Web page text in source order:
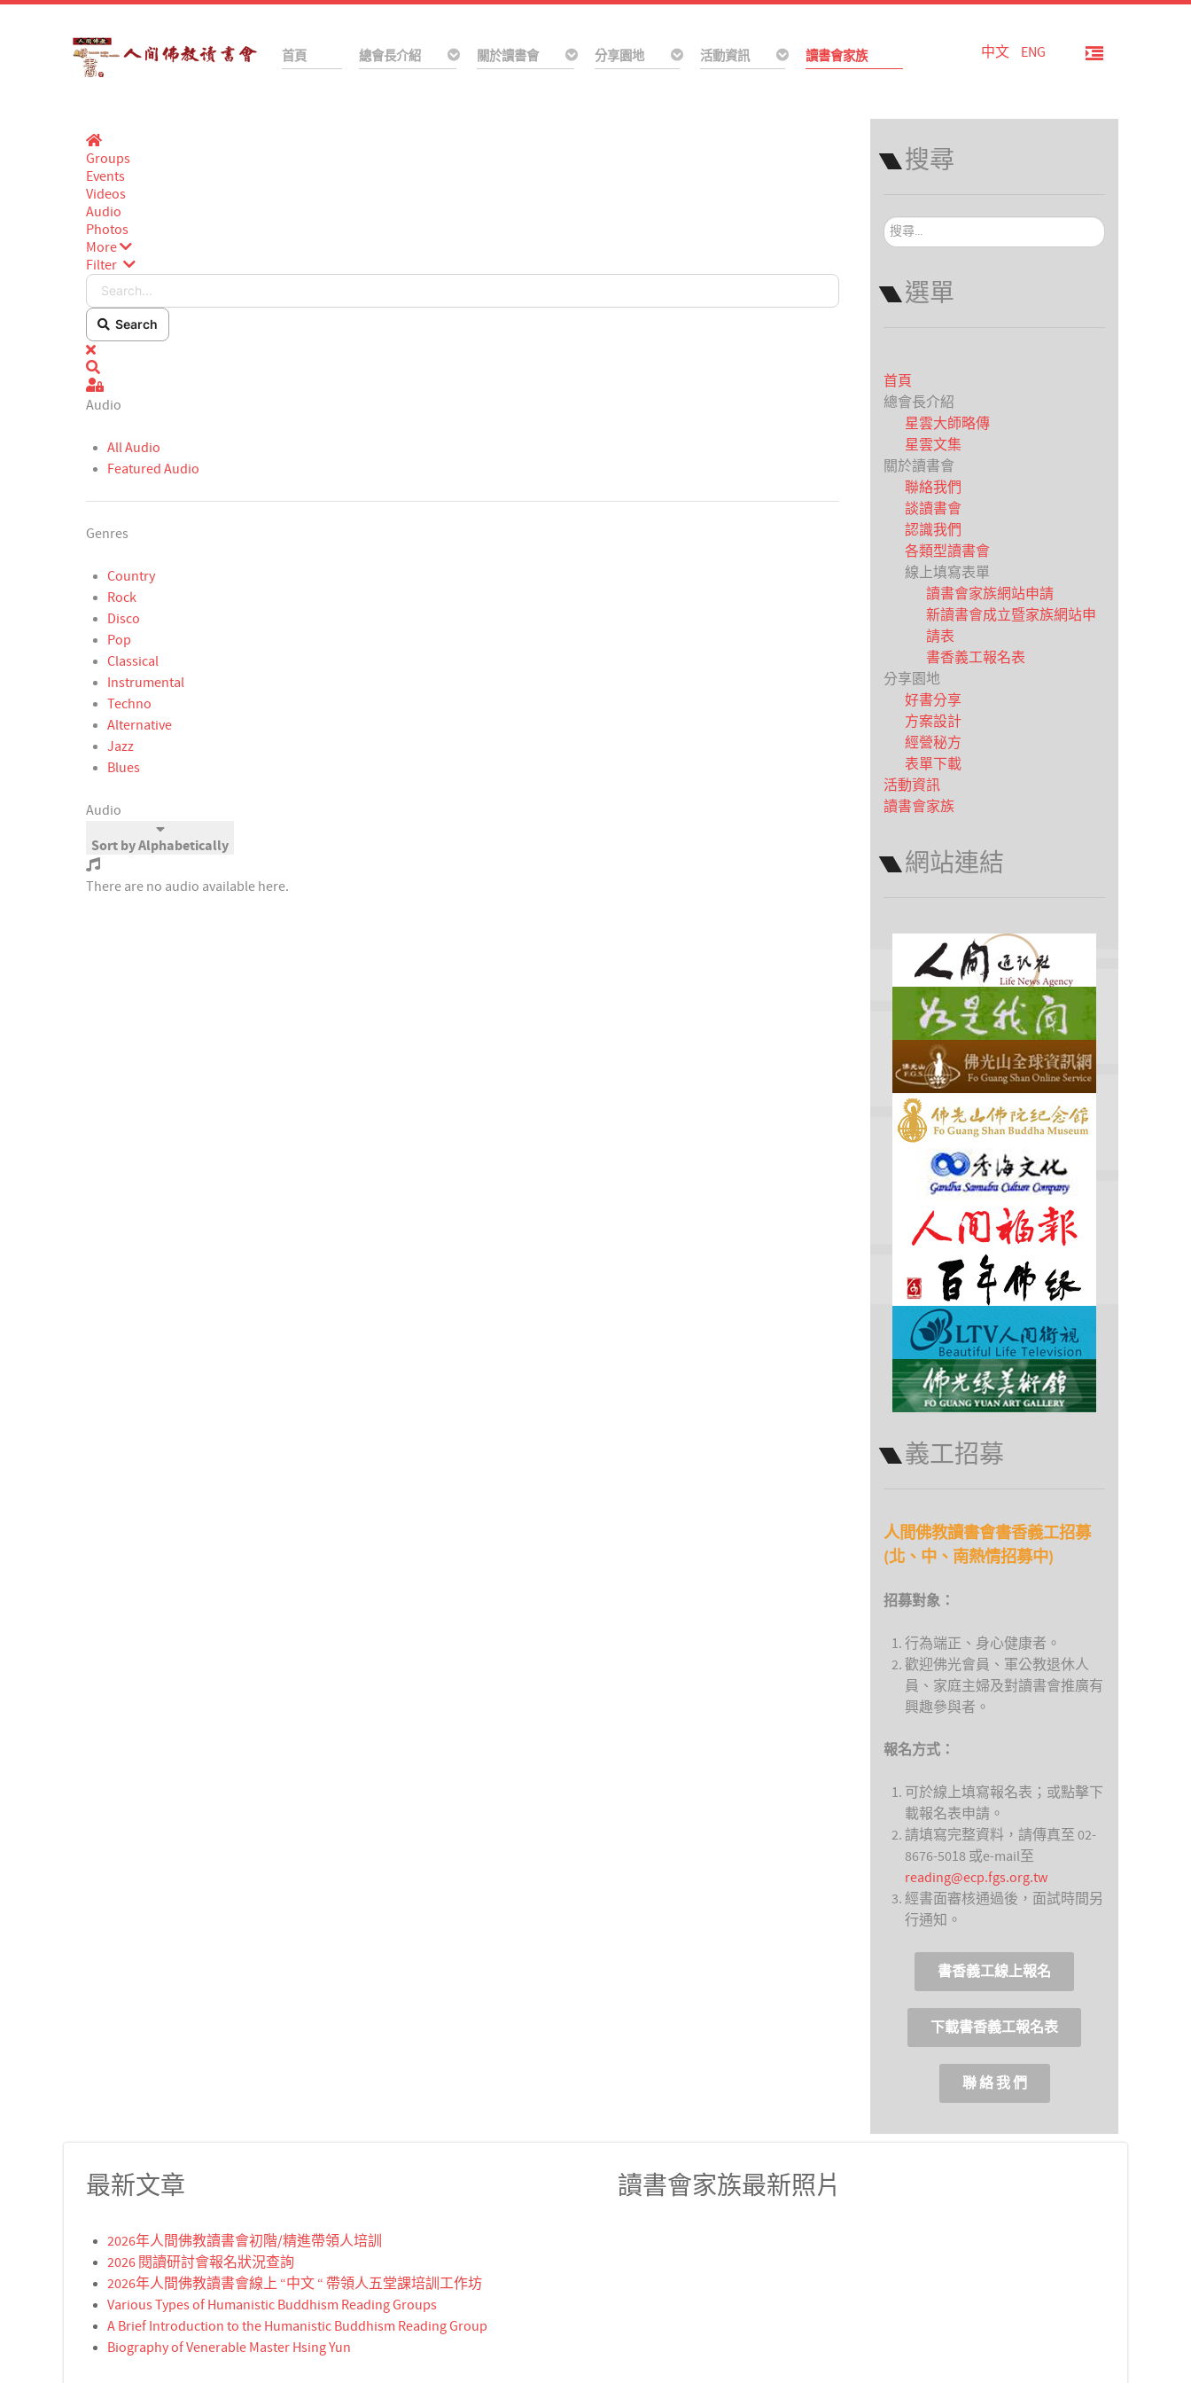
首頁 總會長介紹 關於讀書會 分享園地 活動資訊 讀書會家族 中文 ENG
Home
Groups
Events
Videos
Audio
Photos
More
Filter
Search...
Search
x
Sign In
Audio
All Audio
Featured Audio
Genres
Country
Rock
Disco
Pop
Classical
Instrumental
Techno
Alternative
Jazz
Blues
Audio
Sort by Alphabetically
There are no audio available here.
搜尋
搜
尋...
選單
首頁
總會長介紹
星雲大師略傳
星雲文集
關於讀書會
聯絡我們
談讀書會
認識我們
各類型讀書會
線上填寫表單
讀書會家族網站申請
新讀書會成立暨家族網站申
請表
書香義工報名表
分享園地
好書分享
方案設計
經營秘方
表單下載
活動資訊
讀書會家族
網站連結
義工招募
人間佛教讀書會書香義工招募
(北、中、南熱情招募中)
招募對象：
行為端正、身心健康者。
歡迎佛光會員、軍公教退休人
員、家庭主婦及對讀書會推廣有
興趣參與者。
報名方式：
可於線上填寫報名表；或點擊下
載報名表申請。
請填寫完整資料，請傳真至 02-
8676-5018 或e-mail至
reading@ecp.fgs.org.tw
經書面審核通過後，面試時間另
行通知。
書香義工線上報名
下載書香義工報名表
聯 絡 我 們
最新文章
2026年人間佛教讀書會初階/精進帶領人培訓
2026 閱讀研討會報名狀況查詢
2026年人間佛教讀書會線上 “中文 “ 帶領人五堂課培訓工作坊
Various Types of Humanistic Buddhism Reading Groups
A Brief Introduction to the Humanistic Buddhism Reading Group
Biography of Venerable Master Hsing Yun
讀書會家族最新照片